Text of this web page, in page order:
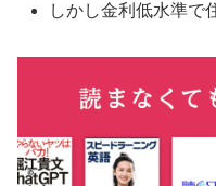
しかし金利低水準で